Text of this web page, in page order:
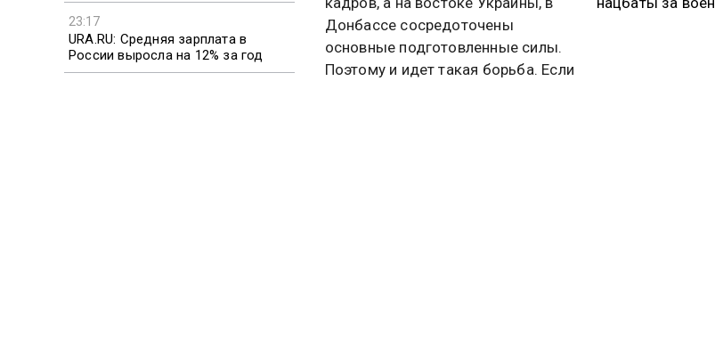
23:17
URA.RU: Средняя зарплата в
России выросла на 12% за год
Донбассе сосредоточены
основные подготовленные силы.
Поэтому и идет такая борьба. Если